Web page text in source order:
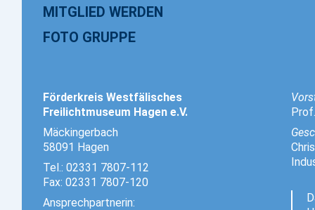
MITGLIED WERDEN
FOTO GRUPPE
Förderkreis Westfälisches
Freilichtmuseum Hagen e.V.
Mäckingerbach
58091 Hagen
Tel.: 02331 7807-112
Fax: 02331 7807-120
Ansprechpartnerin: